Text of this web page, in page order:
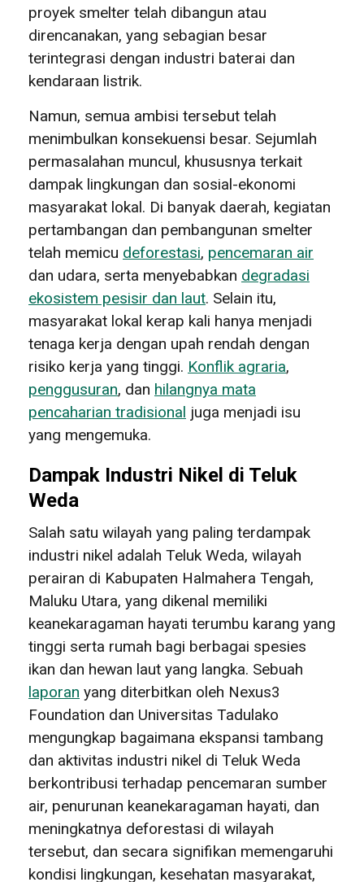
proyek smelter telah dibangun atau
direncanakan, yang sebagian besar
terintegrasi dengan industri baterai dan
kendaraan listrik.
Namun, semua ambisi tersebut telah
menimbulkan konsekuensi besar. Sejumlah
permasalahan muncul, khususnya terkait
dampak lingkungan dan sosial-ekonomi
masyarakat lokal. Di banyak daerah, kegiatan
pertambangan dan pembangunan smelter
telah memicu deforestasi, pencemaran air
dan udara, serta menyebabkan degradasi
ekosistem pesisir dan laut. Selain itu,
masyarakat lokal kerap kali hanya menjadi
tenaga kerja dengan upah rendah dengan
risiko kerja yang tinggi. Konflik agraria,
penggusuran, dan hilangnya mata
pencaharian tradisional juga menjadi isu
yang mengemuka.
Dampak Industri Nikel di Teluk
Weda
Salah satu wilayah yang paling terdampak
industri nikel adalah Teluk Weda, wilayah
perairan di Kabupaten Halmahera Tengah,
Maluku Utara, yang dikenal memiliki
keanekaragaman hayati terumbu karang yang
tinggi serta rumah bagi berbagai spesies
ikan dan hewan laut yang langka. Sebuah
laporan yang diterbitkan oleh Nexus3
Foundation dan Universitas Tadulako
mengungkap bagaimana ekspansi tambang
dan aktivitas industri nikel di Teluk Weda
berkontribusi terhadap pencemaran sumber
air, penurunan keanekaragaman hayati, dan
meningkatnya deforestasi di wilayah
tersebut, dan secara signifikan memengaruhi
kondisi lingkungan, kesehatan masyarakat,